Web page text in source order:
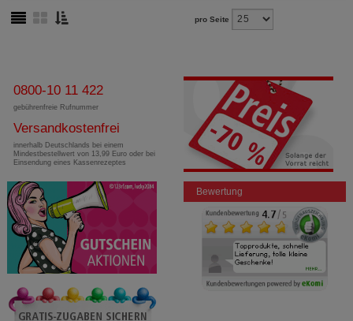
pro Seite
0800-10 11 422
gebührenfreie Rufnummer
Versandkostenfrei
innerhalb Deutschlands bei einem
Mindestbestellwert von 13,99 Euro oder bei
Einsendung eines Kassenrezeptes
Bewertung